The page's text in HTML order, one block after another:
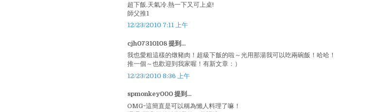
超下飯.天氣冷.熱一下又可上桌!
師父推1
12/23/2010 7:11 上午
cjh07310108 提到...
我也愛粗這樣的燉豬肉！超級下飯的啦～光用那湯我可以吃兩碗飯！哈哈！
推一個～也歡迎到我家喔！有新文章：）
12/23/2010 8:36 上午
spmonkey000 提到...
OMG~這簡直是可以稱為懶人料理了嘛！